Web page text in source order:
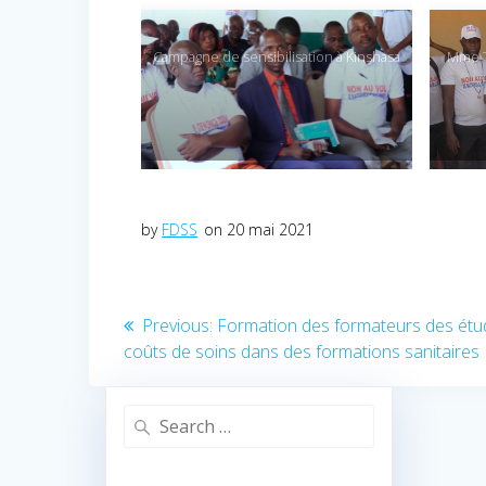
Campagne de sensibilisation à Kinshasa Mme
by FDSS on 20 mai 2021
Navigation
de
l’article
Previous: Previous
post:
Formation des formateurs des
coûts de soins dans des formations sanitaires
Search